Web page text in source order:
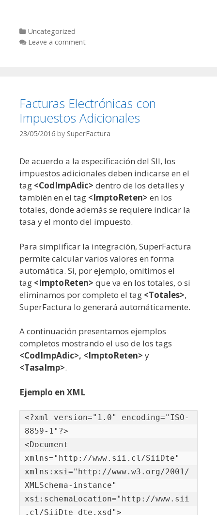
Categories
Uncategorized
Leave a comment
Facturas Electrónicas con
Impuestos Adicionales
23/05/2016 by SuperFactura
De acuerdo a la especificación del SII, los
impuestos adicionales deben indicarse en el
tag <CodImpAdic> dentro de los detalles y
también en el tag <ImptoReten> en los
totales, donde además se requiere indicar la
tasa y el monto del impuesto.
Para simplificar la integración, SuperFactura
permite calcular varios valores en forma
automática. Si, por ejemplo, omitimos el
tag <ImptoReten> que va en los totales, o si
eliminamos por completo el tag <Totales>,
SuperFactura lo generará automáticamente.
A continuación presentamos ejemplos
completos mostrando el uso de los tags
<CodImpAdic>, <ImptoReten> y
<TasaImp>.
Ejemplo en XML
<?xml version="1.0" encoding="ISO-
8859-1"?>
<Document
xmlns="http://www.sii.cl/SiiDte"
xmlns:xsi="http://www.w3.org/2001/
XMLSchema-instance"
xsi:schemaLocation="http://www.sii
.cl/SiiDte dte.xsd">